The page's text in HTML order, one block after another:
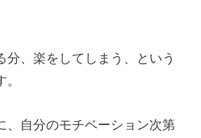
分、楽をしてしまう、という
、自分のモチベーション次第